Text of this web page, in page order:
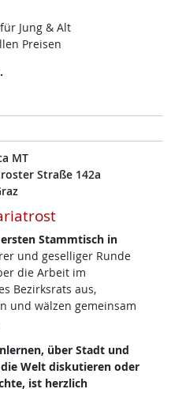
Jung & Alt
Preisen
MT
Straße 142a
Stammtisch in
und geselliger Runde
die Arbeit im
Bezirksrats aus,
und wälzen gemeinsam
über Stadt und
Welt diskutieren oder
ist herzlich